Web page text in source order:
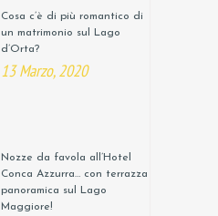
Cosa c’è di più romantico di
un matrimonio sul Lago
d’Orta?
13 Marzo, 2020
Nozze da favola all’Hotel
Conca Azzurra… con terrazza
panoramica sul Lago
Maggiore!